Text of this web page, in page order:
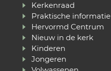
Kerkenraad
Praktische informatie
Hervormd Centrum
Nieuw in de kerk
Kinderen
Jongeren